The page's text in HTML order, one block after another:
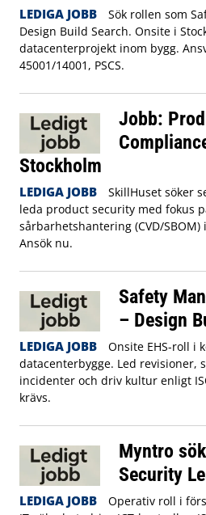
LEDIGA JOBB
Sök rollen som
Design Build Search. Onsite i
datacenterprojekt inom bygg.
45001/14001, PSCS.
Jobb:
Stockholm
LEDIGA JOBB
SkillHuset söker
leda product security med fokus
sårbarhetshantering (CVD/SBOM)
Ansök nu.
Safety
– Design
LEDIGA JOBB
Onsite EHS-roll i
datacenterbygge. Led revisioner,
incidenter och driv kultur enligt
krävs.
Myntro
Security
LEDIGA JOBB
Operativ roll i